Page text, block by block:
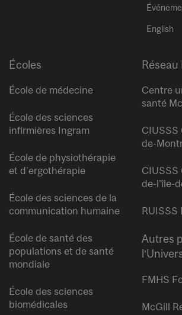
English
Écoles
École de médecine
École des sciences
infirmières Ingram
École de physiothérapie
et d’ergothérapie
École des sciences de la
communication humaine
École de santé des
populations et de santé
mondiale
École des sciences
biomédicales
Réseau
Centre
santé
CIUSSS
de-
de-l’île-
RUISSS
Autres
FMHS
McGill